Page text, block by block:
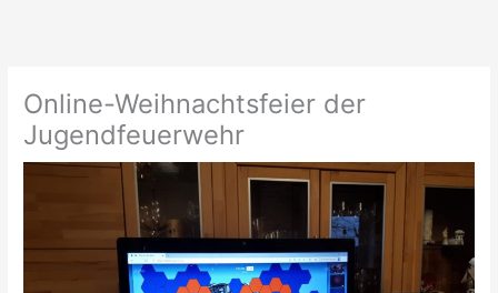
Online-Weihnachtsfeier der
Jugendfeuerwehr